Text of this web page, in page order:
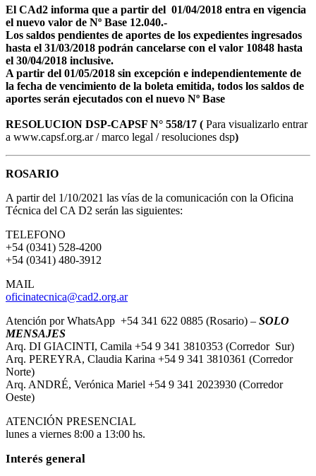
El CAd2 informa que a partir del 01/04/2018 entra en vigencia
el nuevo valor de Nº Base 12.040.-
Los saldos pendientes de aportes de los expedientes ingresados
hasta el 31/03/2018 podrán cancelarse con el valor 10848 hasta
el 30/04/2018 inclusive.
A partir del 01/05/2018 sin excepción e independientemente de
la fecha de vencimiento de la boleta emitida, todos los saldos de
aportes serán ejecutados con el nuevo Nº Base
RESOLUCION DSP-CAPSF N° 558/17 ( Para visualizarlo entrar
a www.capsf.org.ar / marco legal / resoluciones dsp)
ROSARIO
A partir del 1/10/2021 las vías de la comunicación con la Oficina
Técnica del CA D2 serán las siguientes:
TELEFONO
+54 (0341) 528-4200
+54 (0341) 480-3912
MAIL
oficinatecnica@cad2.org.ar
Atención por WhatsApp +54 341 622 0885 (Rosario) – SOLO
MENSAJES
Arq. DI GIACINTI, Camila +54 9 341 3810353 (Corredor Sur)
Arq. PEREYRA, Claudia Karina +54 9 341 3810361 (Corredor
Norte)
Arq. ANDRÉ, Verónica Mariel +54 9 341 2023930 (Corredor
Oeste)
ATENCIÓN PRESENCIAL
lunes a viernes 8:00 a 13:00 hs.
Interés general